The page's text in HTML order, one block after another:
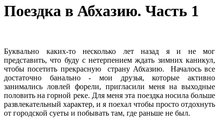
Поездка в Абхазию. Часть 1
Буквально каких-то несколько лет назад я и не мог
представить, что буду с нетерпением ждать зимних каникул,
чтобы посетить прекрасную страну Абхазию. Началось все
достаточно банально - мои друзья, которые активно
занимались ловлей форели, пригласили меня на выходные
половить на горной реке. Для меня эта поездка носила больше
развлекательный характер, и я поехал чтобы просто отдохнуть
от городской суеты и побывать там, где раньше не был.